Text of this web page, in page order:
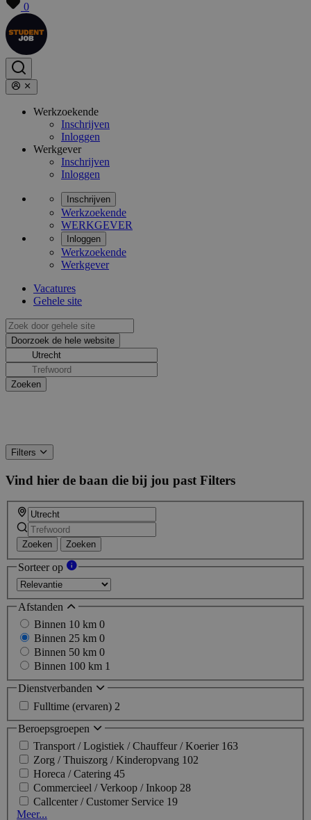
0
Werkzoekende
Inschrijven
Inloggen
Werkgever
Inschrijven
Inloggen
Inschrijven
Werkzoekende
WERKGEVER
Inloggen
Werkzoekende
Werkgever
Vacatures
Gehele site
Filters
Vind hier de baan die bij jou past Filters
Zoeken Zoeken
Sorteer op
Afstanden
Binnen 10 km 0
Binnen 25 km 0
Binnen 50 km 0
Binnen 100 km 1
Dienstverbanden
Fulltime (ervaren) 2
Beroepsgroepen
Transport / Logistiek / Chauffeur / Koerier 163
Zorg / Thuiszorg / Kinderopvang 102
Horeca / Catering 45
Commercieel / Verkoop / Inkoop 28
Callcenter / Customer Service 19
Meer...